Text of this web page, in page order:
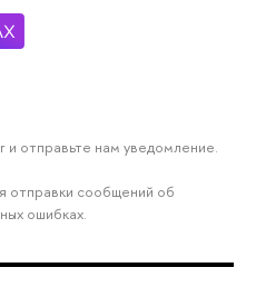
отправьте нам уведомление.
отправки сообщений об
ошибках.